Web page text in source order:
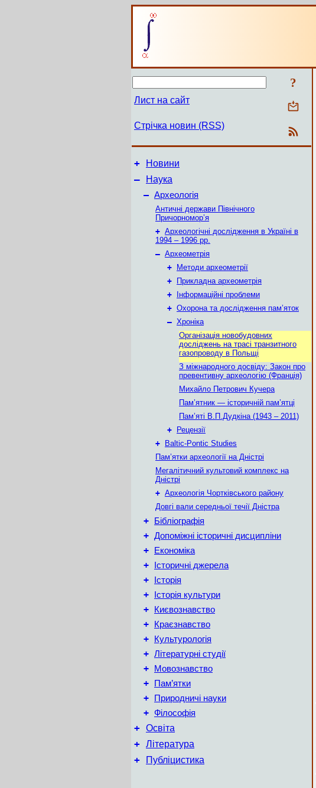
?
Лист на сайт
Стрічка новин (RSS)
+ Новини
–
Наука
– Археологія
Античні держави Північного
Причорномор’я
+ Археологічні дослідження в Україні в
1994 – 1996 рр.
– Археометрія
+
Методи археометрії
+
Прикладна археометрія
+
Інформаційні проблеми
+ Охорона та дослідження пам’яток
– Хроніка
Органiзацiя новобудовних
дослiджень на трасi транзитного
газопроводу в Польщi
З міжнародного досвіду: Закон про
превентивну археологію (Франція)
Михайло Петрович Кучера
Пам’ятник — історичній пам’ятці
Пам’яті В.П.Дудкіна (1943 – 2011)
+
Рецензії
+
Baltic-Pontic Studies
Пам’ятки археології на Дністрі
Мегалітичний культовий комплекс на
Дністрі
+ Археологія Чортківського району
Довгі вали середньої течії Дністра
+ Бібліографія
+ Допоміжні історичні дисципліни
+ Економіка
+ Історичні джерела
+ Історія
+ Історія культури
+ Києвознавство
+ Краєзнавство
+ Культурологія
+ Літературні студії
+ Мовознавство
+ Пам’ятки
+ Природничі науки
+ Філософія
+ Освіта
+ Література
+ Публіцистика